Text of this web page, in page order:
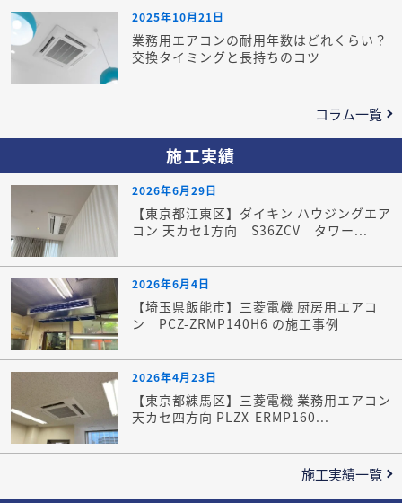
2025年10月21日
業務用エアコンの耐用年数はどれくらい？
交換タイミングと長持ちのコツ
コラム一覧
施工実績
2026年6月29日
【東京都江東区】ダイキン ハウジングエア
コン 天カセ1方向 S36ZCV タワー...
2026年6月4日
【埼玉県飯能市】三菱電機 厨房用エアコ
ン PCZ-ZRMP140H6 の施工事例
2026年4月23日
【東京都練馬区】三菱電機 業務用エアコン
天カセ四方向 PLZX-ERMP160...
施工実績一覧